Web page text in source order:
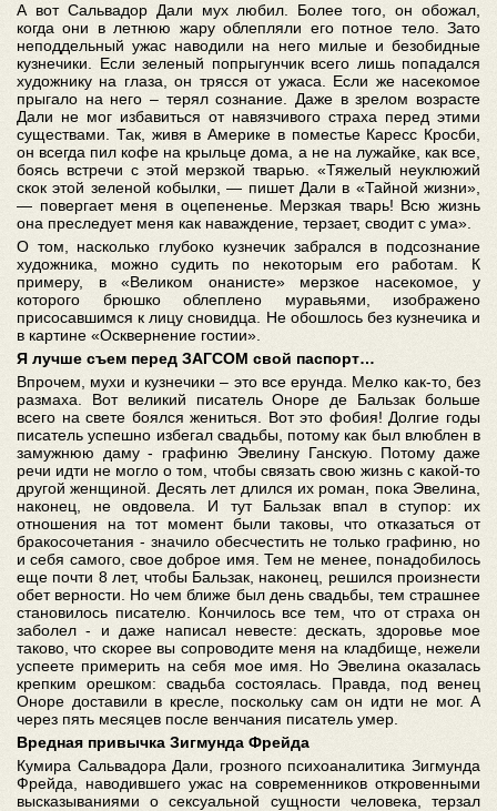
А вот Сальвадор Дали мух любил. Более того, он обожал,
когда они в летнюю жару облепляли его потное тело. Зато
неподдельный ужас наводили на него милые и безобидные
кузнечики. Если зеленый попрыгунчик всего лишь попадался
художнику на глаза, он трясся от ужаса. Если же насекомое
прыгало на него – терял сознание. Даже в зрелом возрасте
Дали не мог избавиться от навязчивого страха перед этими
существами. Так, живя в Америке в поместье Каресс Кросби,
он всегда пил кофе на крыльце дома, а не на лужайке, как все,
боясь встречи с этой мерзкой тварью. «Тяжелый неуклюжий
скок этой зеленой кобылки, — пишет Дали в «Тайной жизни»,
— повергает меня в оцепененье. Мерзкая тварь! Всю жизнь
она преследует меня как наваждение, терзает, сводит с ума»
О том, насколько глубоко кузнечик забрался в подсознание
художника, можно судить по некоторым его работам. К
примеру, в «Великом онанисте» мерзкое насекомое, у
которого брюшко облеплено муравьями, изображено
присосавшимся к лицу сновидца. Не обошлось без кузнечика и
в картине «Осквернение гостии».
Я лучше съем перед ЗАГСОМ свой паспорт…
Впрочем, мухи и кузнечики – это все ерунда. Мелко как-то, без
размаха. Вот великий писатель Оноре де Бальзак больше
всего на свете боялся жениться. Вот это фобия! Долгие годы
писатель успешно избегал свадьбы, потому как был влюблен в
замужнюю даму - графиню Эвелину Ганскую. Потому даже
речи идти не могло о том, чтобы связать свою жизнь с какой-то
другой женщиной. Десять лет длился их роман, пока Эвелина,
наконец, не овдовела. И тут Бальзак впал в ступор: их
отношения на тот момент были таковы, что отказаться от
бракосочетания - значило обесчестить не только графиню, но
и себя самого, свое доброе имя. Тем не менее, понадобилось
еще почти 8 лет, чтобы Бальзак, наконец, решился произнести
обет верности. Но чем ближе был день свадьбы, тем страшнее
становилось писателю. Кончилось все тем, что от страха он
заболел - и даже написал невесте: дескать, здоровье мое
таково, что скорее вы сопроводите меня на кладбище, нежели
успеете примерить на себя мое имя. Но Эвелина оказалась
крепким орешком: свадьба состоялась. Правда, под венец
Оноре доставили в кресле, поскольку сам он идти не мог. А
через пять месяцев после венчания писатель умер.
Вредная привычка Зигмунда Фрейда
Кумира Сальвадора Дали, грозного психоаналитика Зигмунда
Фрейда, наводившего ужас на современников откровенными
высказываниями о сексуальной сущности человека, терзал